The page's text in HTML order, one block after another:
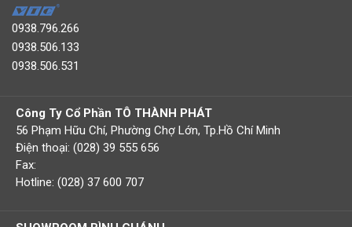
0938.796.266
0938.506.133
0938.506.531
Công Ty Cổ Phần TÔ THÀNH PHÁT
56 Phạm Hữu Chí, Phường Chợ Lớn, Tp.Hồ Chí Minh
Điện thoại: (028) 39 555 656
Fax:
Hotline: (028) 37 600 707